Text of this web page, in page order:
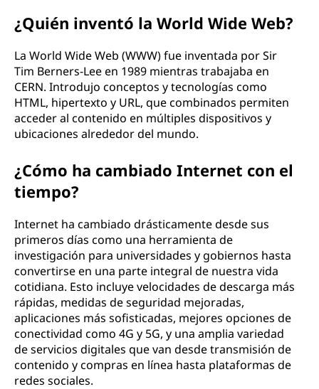
¿Quién inventó la World Wide Web?
La World Wide Web (WWW) fue inventada por Sir
Tim Berners-Lee en 1989 mientras trabajaba en
CERN. Introdujo conceptos y tecnologías como
HTML, hipertexto y URL, que combinados permiten
acceder al contenido en múltiples dispositivos y
ubicaciones alrededor del mundo.
¿Cómo ha cambiado Internet con el
tiempo?
Internet ha cambiado drásticamente desde sus
primeros días como una herramienta de
investigación para universidades y gobiernos hasta
convertirse en una parte integral de nuestra vida
cotidiana. Esto incluye velocidades de descarga más
rápidas, medidas de seguridad mejoradas,
aplicaciones más sofisticadas, mejores opciones de
conectividad como 4G y 5G, y una amplia variedad
de servicios digitales que van desde transmisión de
contenido y compras en línea hasta plataformas de
redes sociales.